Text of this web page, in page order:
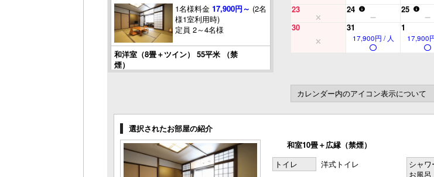
1名様料金17,900円～ (2名
様1室利用時)
定員 2～4名様
和洋室（8畳＋ツイン） 55平米 （禁
煙）
23 24 25
30
31
17,900円 / 人
1
17,900
カレンダー内のアイコン表示について
選択されたお部屋の紹介
和室10畳＋広縁（禁煙）
トイレ
洋式トイレ
シャ
お風呂